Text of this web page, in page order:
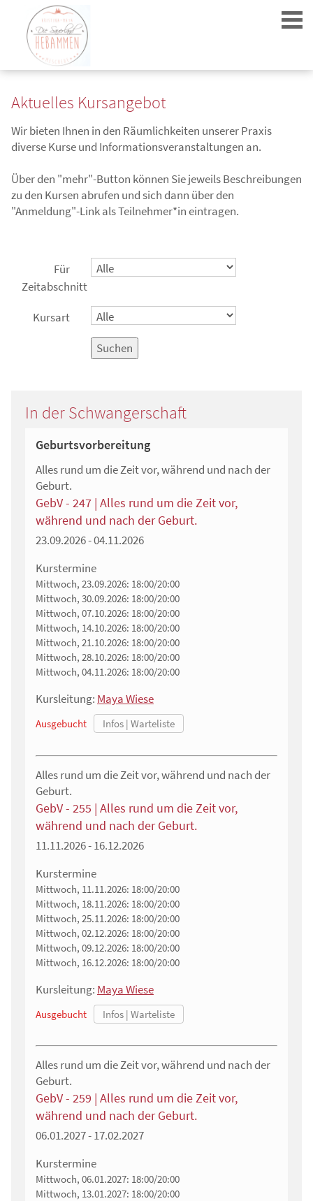
Login
Aktuelles Kursangebot
Wir bieten Ihnen in den Räumlichkeiten unserer Praxis
diverse Kurse und Informationsveranstaltungen an.
Über den "mehr"-Button können Sie jeweils Beschreibungen
zu den Kursen abrufen und sich dann über den
"Anmeldung"-Link als Teilnehmer*in eintragen.
Für
Zeitabschnitt
Kursart
Suchen
In der Schwangerschaft
Geburtsvorbereitung
Alles rund um die Zeit vor, während und nach der
Geburt.
GebV - 247 | Alles rund um die Zeit vor,
während und nach der Geburt.
23.09.2026 - 04.11.2026
Kurstermine
Mittwoch, 23.09.2026: 18:00/20:00
Mittwoch, 30.09.2026: 18:00/20:00
Mittwoch, 07.10.2026: 18:00/20:00
Mittwoch, 14.10.2026: 18:00/20:00
Mittwoch, 21.10.2026: 18:00/20:00
Mittwoch, 28.10.2026: 18:00/20:00
Mittwoch, 04.11.2026: 18:00/20:00
Kursleitung: Maya Wiese
Ausgebucht
Alles rund um die Zeit vor, während und nach der
Geburt.
GebV - 255 | Alles rund um die Zeit vor,
während und nach der Geburt.
11.11.2026 - 16.12.2026
Kurstermine
Mittwoch, 11.11.2026: 18:00/20:00
Mittwoch, 18.11.2026: 18:00/20:00
Mittwoch, 25.11.2026: 18:00/20:00
Mittwoch, 02.12.2026: 18:00/20:00
Mittwoch, 09.12.2026: 18:00/20:00
Mittwoch, 16.12.2026: 18:00/20:00
Kursleitung: Maya Wiese
Ausgebucht
Alles rund um die Zeit vor, während und nach der
Geburt.
GebV - 259 | Alles rund um die Zeit vor,
während und nach der Geburt.
06.01.2027 - 17.02.2027
Kurstermine
Mittwoch, 06.01.2027: 18:00/20:00
Mittwoch, 13.01.2027: 18:00/20:00